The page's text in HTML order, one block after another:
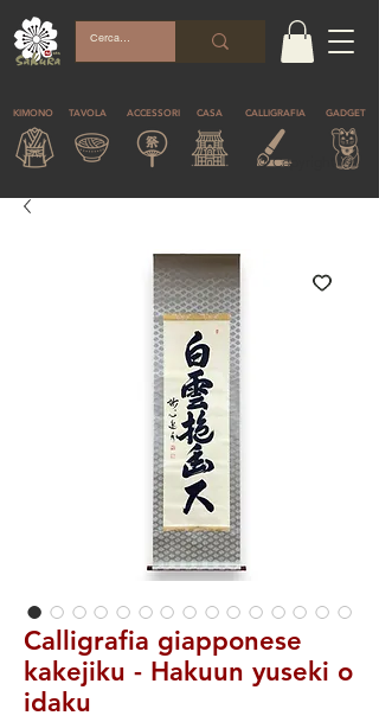
KIMONO TAVOLA ACCESSORI CASA CALLIGRAFIA GADGET
© Copyright
Calligrafia giapponese
kakejiku - Hakuun yuseki o
idaku